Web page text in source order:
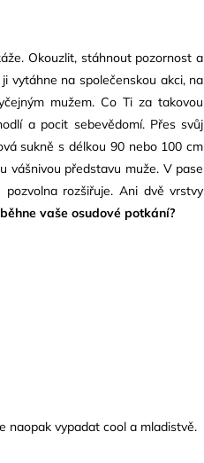
Okouzlit, stáhnout pozornost a
vytáhne na společenskou akci, na
mužem. Co Ti za takovou
a pocit sebevědomí. Přes svůj
sukně s délkou 90 nebo 100 cm
vášnivou představu muže. V pase
rozšiřuje. Ani dvě vrstvy
vaše osudové potkání?
naopak vypadat cool a mladistvě.